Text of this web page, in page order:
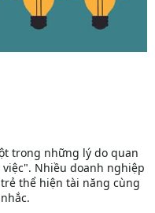
trong những lý do quan
Nhiều doanh nghiệp
thể hiện tài năng cùng